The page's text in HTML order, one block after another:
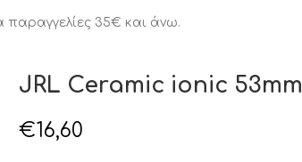
35€ και άνω.
JRL Ceramic ionic 53mm
€16,60